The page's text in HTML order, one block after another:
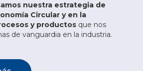
nuestra estrategia de
Circular y en la
y productos que nos
de vanguardia en la industria.